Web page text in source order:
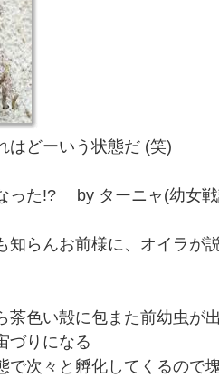
はどーいう状態だ (笑)
った!? by ターニャ(幼女
知らんお前様に、オイラが
茶色い殻に包また前幼虫
づりになる
次々と孵化してくるので